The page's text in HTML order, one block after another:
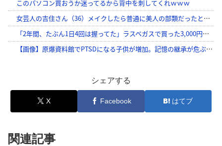
シェアする
X Facebook はてブ
関連記事